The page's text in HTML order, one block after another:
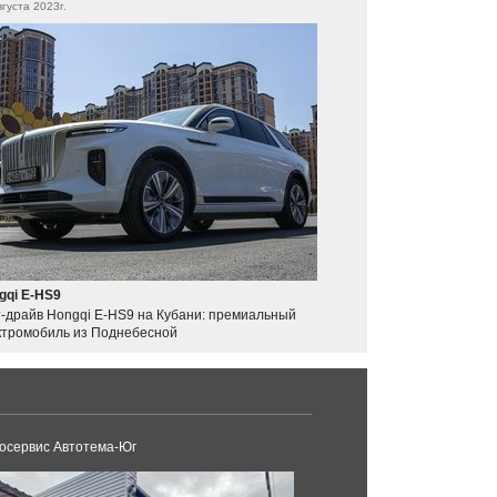
2023г.
E-HS9
драйв Hongqi E-HS9 на Кубани: премиальный
из Поднебесной
Автотема-Юг